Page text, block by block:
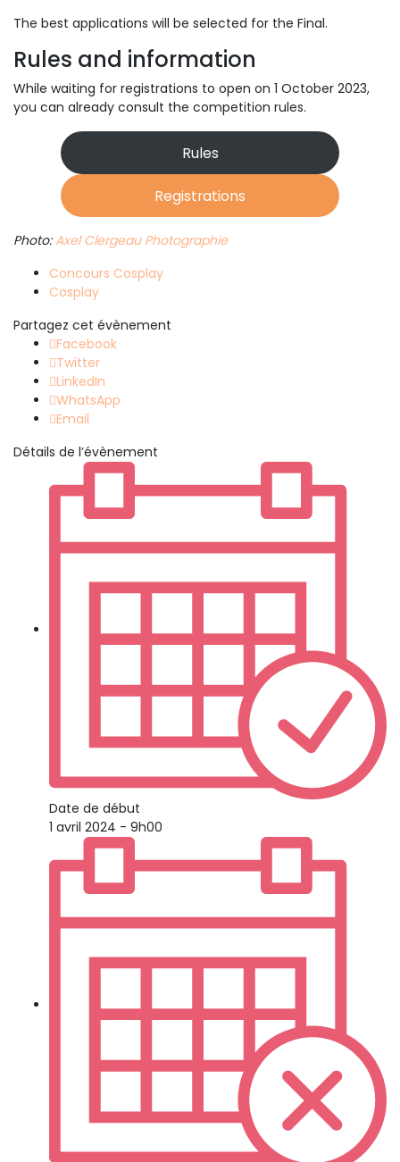
The best applications will be selected for the Final.
Rules and information
While waiting for registrations to open on 1 October 2023,
you can already consult the competition rules.
Rules
Registrations
Photo:Axel Clergeau Photographie
Concours Cosplay
Cosplay
Partagez cet évènement
Facebook
Twitter
LinkedIn
WhatsApp
Email
Détails de l’évènement
Date de début
1 avril 2024 - 9h00